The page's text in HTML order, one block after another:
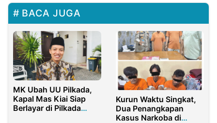
BACA JUGA
MK Ubah UU Pilkada,
Kapal Mas Kiai Siap
Berlayar di Pilkada
Kurun Waktu Singkat,
Dua Penangkapan
Kasus Narkoba di